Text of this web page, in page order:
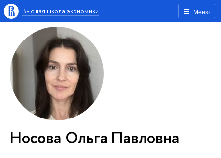
Меню
Высшая школа экономики
Носова Ольга Павловна